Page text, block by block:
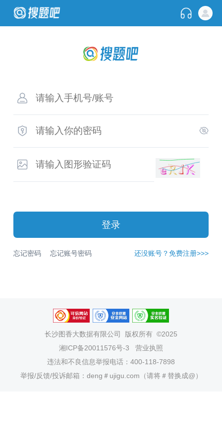
登录
忘记密码 忘记账号密码 还没账号？免费注册>>>
长沙图香大数据有限公司
版权所有 ©2025
湘ICP备20011576号-3
营业执照
违法和不良信息举报电话：400-118-7898
举报/反馈/投诉邮箱：deng＃ujigu.com（请将＃替换成@）